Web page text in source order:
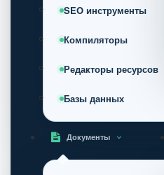
SEO инструменты
Компиляторы
Редакторы ресурсов
Базы данных
Документы